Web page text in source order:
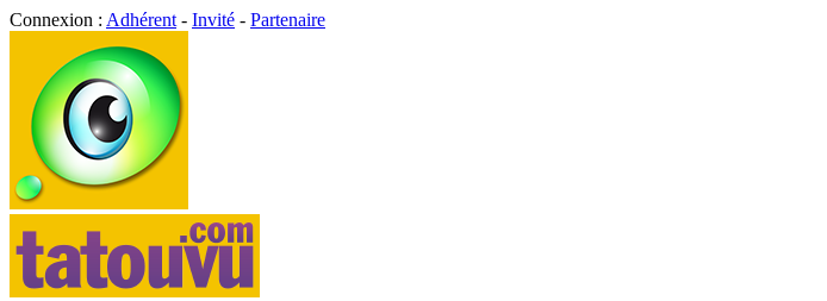
Connexion : Adhérent - Invité - Partenaire